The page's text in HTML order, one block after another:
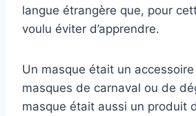
langue étrangère que, pour
voulu éviter d’apprendre.
Un masque était un
masques de carnaval ou de
masque était aussi un produit